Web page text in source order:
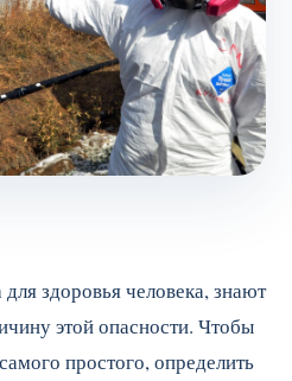
здоровья человека, знают
этой опасности. Чтобы
простого, определить